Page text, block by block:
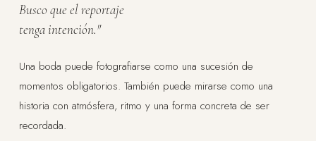
Busco que el reportaje
tenga intención."
Una boda puede fotografiarse como una sucesión de
momentos obligatorios. También puede mirarse como una
historia con atmósfera, ritmo y una forma concreta de ser
recordada.